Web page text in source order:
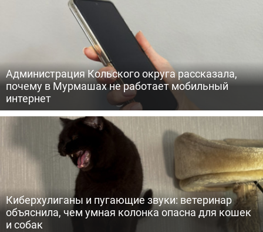
Администрация Кольского округа рассказала,
почему в Мурмашах не работает мобильный
интернет
Киберхулиганы и пугающие звуки: ветеринар
объяснила, чем умная колонка опасна для кошек
и собак